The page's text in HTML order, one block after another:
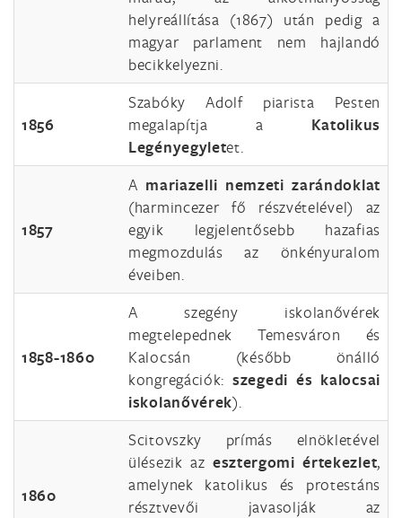
helyreállítása (1867) után pedig a
magyar parlament nem hajlandó
becikkelyezni.
1856
Szabóky Adolf piarista Pesten
megalapítja a Katolikus
Legényegyletet.
1857
A mariazelli nemzeti zarándoklat
(harmincezer fő részvételével) az
egyik legjelentősebb hazafias
megmozdulás az önkényuralom
éveiben.
1858-1860
A szegény iskolanővérek
megtelepednek Temesváron és
Kalocsán (később önálló
kongregációk:szegedi és kalocsai
iskolanővérek).
1860
Scitovszky prímás elnökletével
ülésezik az esztergomi értekezlet,
amelynek katolikus és protestáns
résztvevői javasolják az